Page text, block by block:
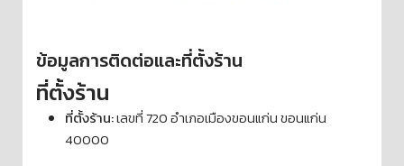
ข้อมูลการติดต่อและที่ตั้งร้าน
ที่ตั้งร้าน
ที่ตั้งร้าน:เลขที่ 720 อำเภอเมืองขอนแก่น ขอนแก่น
40000